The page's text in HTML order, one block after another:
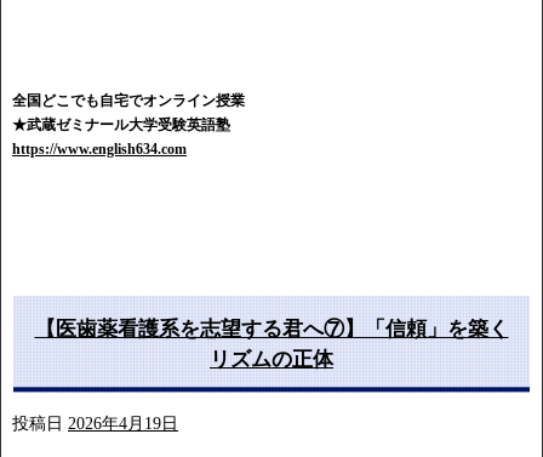
全国どこでも自宅でオンライン授業
★武蔵ゼミナール大学受験英語塾
https://www.english634.com
【医歯薬看護系を志望する君へ⑦】「信頼」を築く
リズムの正体
投稿日 2026年4月19日